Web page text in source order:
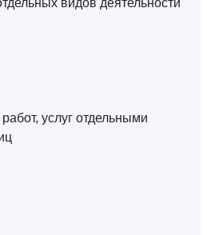
видов деятельности
услуг отдельными